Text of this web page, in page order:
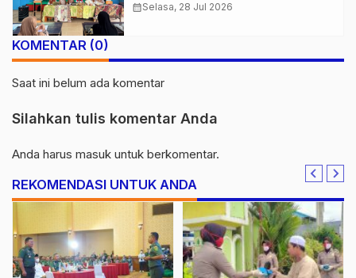
Lansiapreneur Batik Eco-Print
calendar_monthSelasa, 28 Jul 2026
KOMENTAR (0)
Saat ini belum ada komentar
Silahkan tulis komentar Anda
Anda harus masuk untuk berkomentar.
REKOMENDASI UNTUK ANDA